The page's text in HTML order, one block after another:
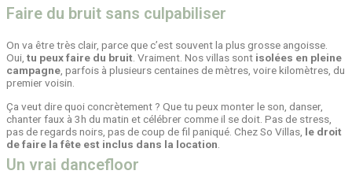
Faire du bruit sans culpabiliser
On va être très clair, parce que c’est souvent la plus grosse angoisse.
Oui, tu peux faire du bruit . Vraiment. Nos villas sont isolées en pleine
campagne , parfois à plusieurs centaines de mètres, voire kilomètres, du
premier voisin.
Ça veut dire quoi concrètement ? Que tu peux monter le son, danser,
chanter faux à 3h du matin et célébrer comme il se doit. Pas de stress,
pas de regards noirs, pas de coup de fil paniqué. Chez So Villas, le droit
de faire la fête est inclus dans la location
Un vrai dancefloor